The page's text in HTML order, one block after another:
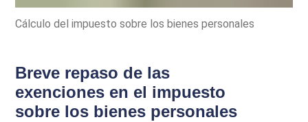
Cálculo del impuesto sobre los bienes personales
Breve repaso de las
exenciones en el impuesto
sobre los bienes personales